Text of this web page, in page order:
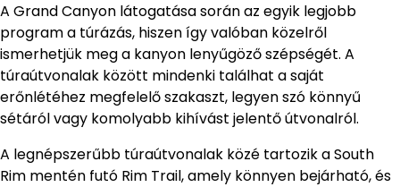
A Grand Canyon látogatása során az egyik legjobb
program a túrázás, hiszen így valóban közelről
ismerhetjük meg a kanyon lenyűgöző szépségét. A
túraútvonalak között mindenki találhat a saját
erőnlétéhez megfelelő szakaszt, legyen szó könnyű
sétáról vagy komolyabb kihívást jelentő útvonalról.
A legnépszerűbb túraútvonalak közé tartozik a South
Rim mentén futó Rim Trail, amely könnyen bejárható, és